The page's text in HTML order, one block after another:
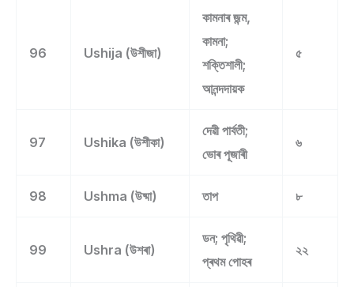
96 Ushija (উশীজা)
কামনাৰ জন্ম,
কামনা;
শক্তিশালী;
আনন্দদায়ক
৫
97 Ushika (উশীকা)
দেৱী পাৰ্বতী;
ভোৰ পূজাৰী
৬
98 Ushma (উষ্মা) তাপ ৮
99 Ushra (উশৰা)
ডন; পৃথিৱী;
প্ৰথম পোহৰ
২২